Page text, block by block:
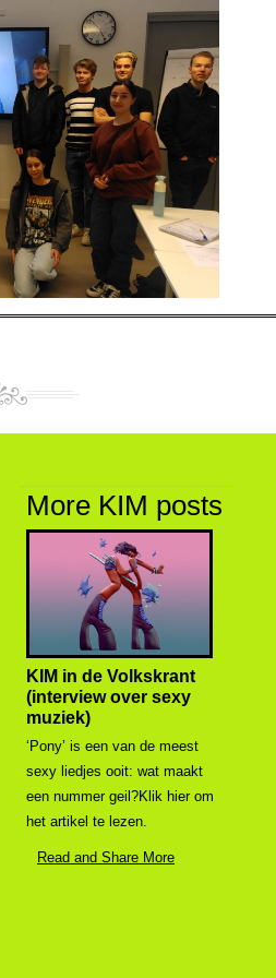
More KIM posts
KIM in de Volkskrant
(interview over sexy
muziek)
‘Pony’ is een van de meest
sexy liedjes ooit: wat maakt
een nummer geil?Klik hier om
het artikel te lezen.
Read and Share More